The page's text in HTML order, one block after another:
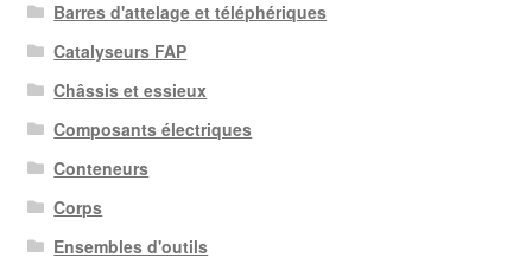
Barres d'attelage et téléphériques
Catalyseurs FAP
Châssis et essieux
Composants électriques
Conteneurs
Corps
Ensembles d'outils